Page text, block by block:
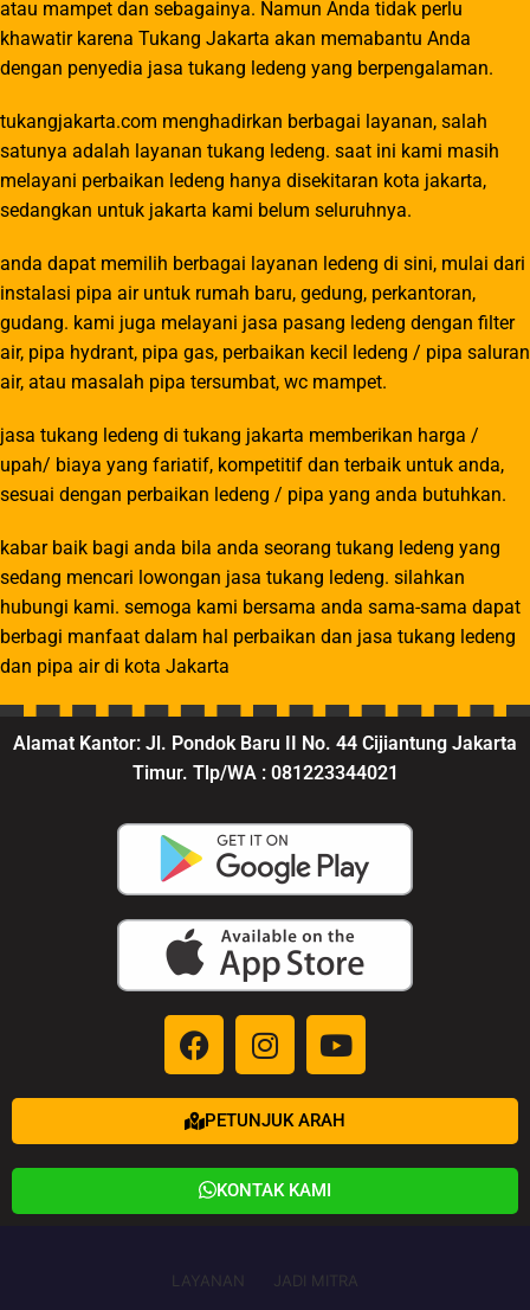
atau mampet dan sebagainya. Namun Anda tidak perlu
khawatir karena Tukang Jakarta akan memabantu Anda
dengan penyedia jasa tukang ledeng yang berpengalaman.
tukangjakarta.com menghadirkan berbagai layanan, salah
satunya adalah layanan tukang ledeng. saat ini kami masih
melayani perbaikan ledeng hanya disekitaran kota jakarta,
sedangkan untuk jakarta kami belum seluruhnya.
anda dapat memilih berbagai layanan ledeng di sini, mulai dari
instalasi pipa air untuk rumah baru, gedung, perkantoran,
gudang. kami juga melayani jasa pasang ledeng dengan filter
air, pipa hydrant, pipa gas, perbaikan kecil ledeng / pipa saluran
air, atau masalah pipa tersumbat, wc mampet.
jasa tukang ledeng di tukang jakarta memberikan harga /
upah/ biaya yang fariatif, kompetitif dan terbaik untuk anda,
sesuai dengan perbaikan ledeng / pipa yang anda butuhkan.
kabar baik bagi anda bila anda seorang tukang ledeng yang
sedang mencari lowongan jasa tukang ledeng. silahkan
hubungi kami. semoga kami bersama anda sama-sama dapat
berbagi manfaat dalam hal perbaikan dan jasa tukang ledeng
dan pipa air di kota Jakarta
Alamat Kantor: Jl. Pondok Baru II No. 44 Cijiantung Jakarta
Timur. Tlp/WA : 081223344021
PETUNJUK ARAH
KONTAK KAMI
LAYANAN JADI MITRA